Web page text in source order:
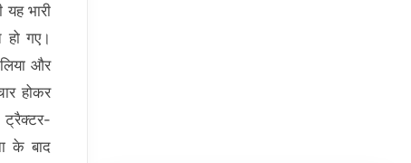
भारी
गए।
और
होकर
के बाद